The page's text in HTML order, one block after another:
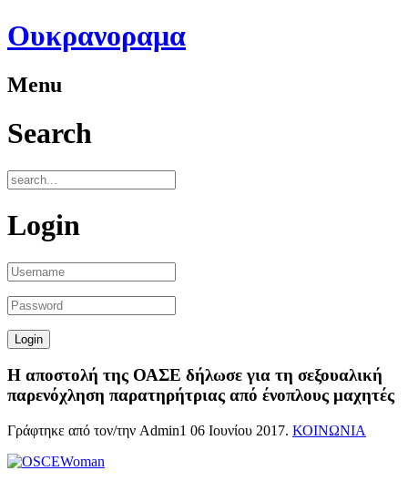
Ουκρανοραμα
Menu
Search
Login
Η αποστολή της ΟΑΣΕ δήλωσε για τη σεξουαλική
παρενόχληση παρατηρήτριας από ένοπλους μαχητές
Γράφτηκε από τον/την Admin1 06 Ιουνίου 2017. ΚΟΙΝΩΝΙΑ